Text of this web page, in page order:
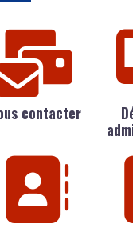
contacter